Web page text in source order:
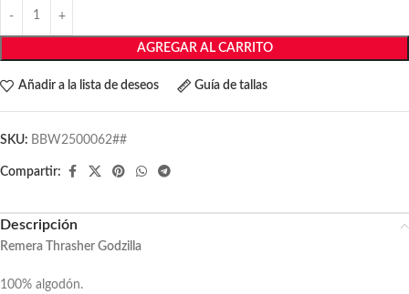
AGREGAR AL CARRITO
Añadir a la lista de deseos Guía de tallas
SKU: BBW2500062##
Compartir:
Descripción
Remera Thrasher Godzilla
100% algodón.